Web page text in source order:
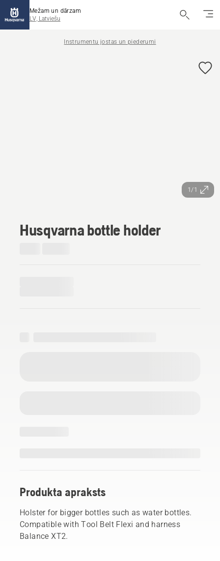
Mežam un dārzam
LV, Latviešu
Instrumentu jostas un piederumi
1/1
Husqvarna bottle holder
Produkta apraksts
Holster for bigger bottles such as water bottles.
Compatible with Tool Belt Flexi and harness
Balance XT2.